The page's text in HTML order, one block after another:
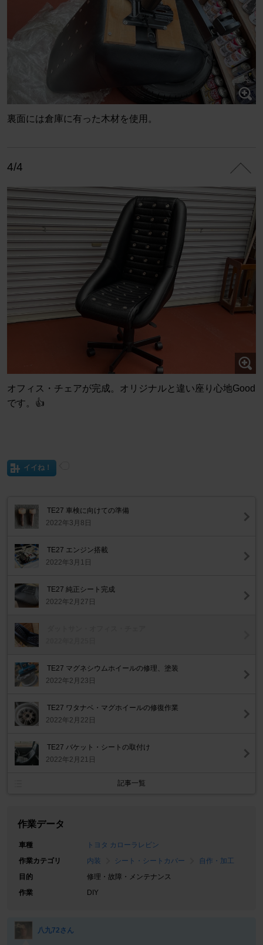
裏面には倉庫に有った木材を使用。
4/4
オフィス・チェアが完成。オリジナルと違い座り心地Good
です。👍
イイね！
TE27 車検に向けての準備
2022年3月8日
TE27 エンジン搭載
2022年3月1日
TE27 純正シート完成
2022年2月27日
TE27 マグネシウムホイールの修理、塗装
2022年2月23日
TE27 ワタナベ・マグホイールの修復作業
2022年2月22日
TE27 バケット・シートの取付け
2022年2月21日
記事一覧
作業データ
車種
トヨタ カローラレビン
作業カテゴリ
内装 シート・シートカバー
自作・加工
目的
修理・故障・メンテナンス
作業
DIY
八九72さん